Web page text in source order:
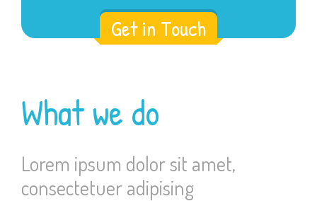
Get in Touch
What we do
Lorem ipsum dolor sit amet,
consectetuer adipising